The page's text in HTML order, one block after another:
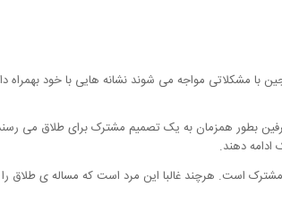
مشکلاتی مواجه می شوند نشانه هایی با خود بهمراه
بطور همزمان به یک تصمیم مشترک برای طلاق می
ادامه دهند.